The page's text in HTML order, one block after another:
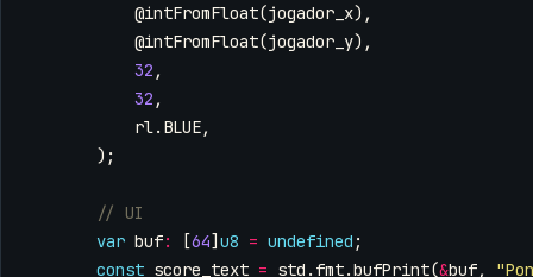
@intFromFloat(jogador_x),
@intFromFloat(jogador_y),
32 ,
32 ,
rl. BLUE,
);
var buf: [64] u8 = undefined ;
const score_text = std . fmt.bufPrint(&buf,